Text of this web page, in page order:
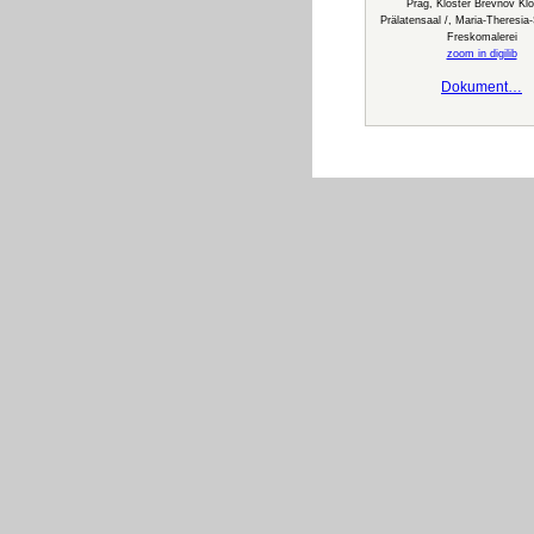
Prag, Kloster Břevnov
Prälatensaal /, Maria-Theresia-
Freskomalerei
zoom in digilib
Dokument…